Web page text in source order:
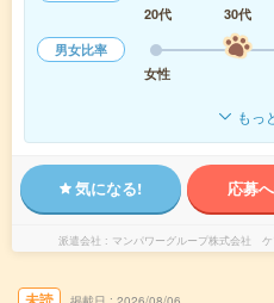
20代
30代
男女比率
女性
もっ
気になる! 応募
派遣会社 マンパワーグループ株式会社